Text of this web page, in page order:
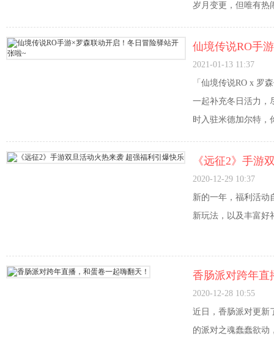
岁月变更，但唯有热
启！
仙境传说RO手
2021-01-13 11:37
「仙境传说RO x 罗
一起补充冬日活力，
时入驻米德加尔特，
《远征2》手游
2020-12-29 10:37
新的一年，福利活动
新玩法，以及丰富好
香肠派对跨年直
2020-12-28 10:55
近日，香肠派对更新
的派对之魂蠢蠢欲动